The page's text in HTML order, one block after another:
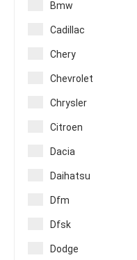
Bmw
Cadillac
Chery
Chevrolet
Chrysler
Citroen
Dacia
Daihatsu
Dfm
Dfsk
Dodge